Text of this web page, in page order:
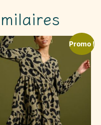
Promo !